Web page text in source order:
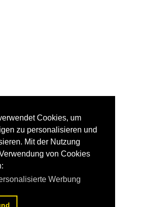
Cookies, um
zu personalisieren und
Mit der Nutzung
von Cookies
Werbung